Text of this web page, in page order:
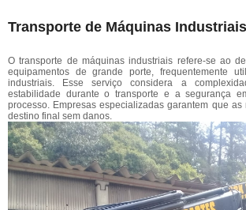
Transporte de Máquinas Industriais
O transporte de máquinas industriais refere-se ao
equipamentos de grande porte, frequentemente
industriais. Esse serviço considera a
estabilidade durante o transporte e a segurança
processo. Empresas especializadas garantem que as
destino final sem danos.